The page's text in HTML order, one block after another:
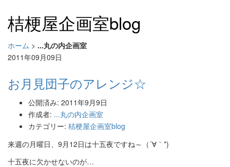
桔梗屋企画室blog
ホーム > ...丸の内企画室
2011年09月09日
お月見団子のアレンジ☆
公開済み: 2011年9月9日
作成者: ...丸の内企画室
カテゴリー: 桔梗屋企画室blog
来週の月曜日、9月12日は十五夜ですね～（´∀｀*)
十五夜に欠かせないのが…